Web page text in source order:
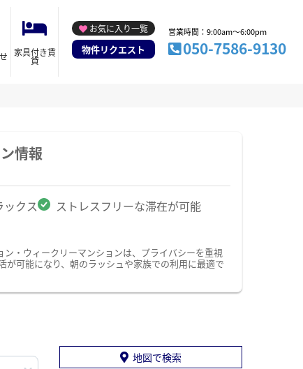
家具付き賃
貸
お気に入り一覧
物件リクエスト
営業時間：9:00am～6:00pm
050-7586-9130
情報
クス ストレスフリーな滞在が可能
・ウィークリーマンションは、プライバシーを重視
可能になり、朝のラッシュや家族での利用に最適で
地図で検索